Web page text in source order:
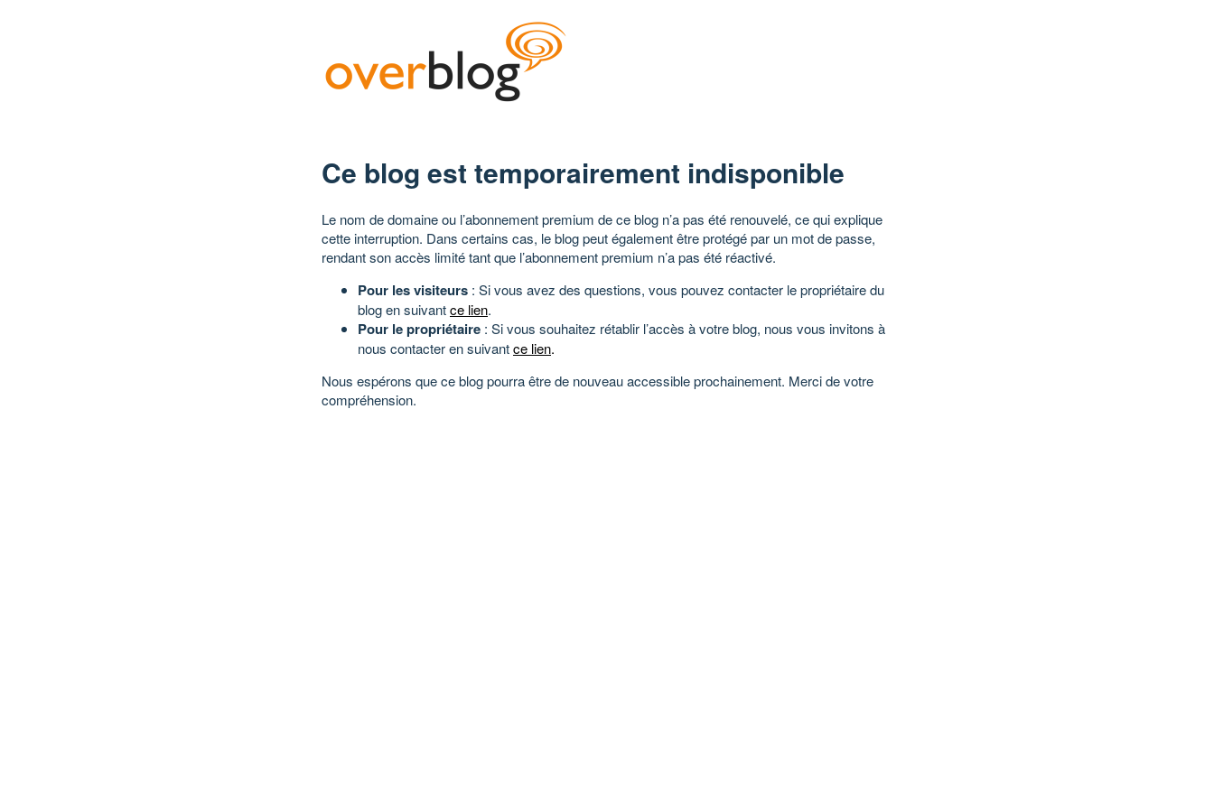
Ce blog est temporairement indisponible
Le nom de domaine ou l’abonnement premium de ce blog n’a pas été renouvelé, ce qui explique
cette interruption. Dans certains cas, le blog peut également être protégé par un mot de passe,
rendant son accès limité tant que l’abonnement premium n’a pas été réactivé.
Pour les visiteurs : Si vous avez des questions, vous pouvez contacter le propriétaire du
blog en suivantce lien.
Pour le propriétaire : Si vous souhaitez rétablir l’accès à votre blog, nous vous invitons à
nous contacter en suivantce lien.
Nous espérons que ce blog pourra être de nouveau accessible prochainement. Merci de votre
compréhension.